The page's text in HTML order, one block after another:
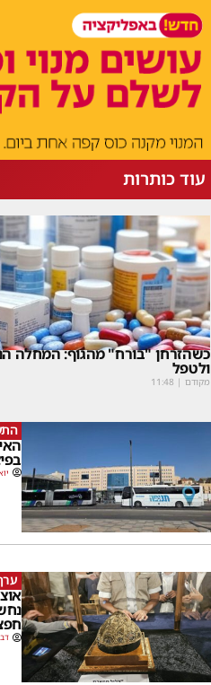
עוד כותרות
כשהזרחן "בורח" מהגוף: המחלה
ולטפל
מקודם |
11:48